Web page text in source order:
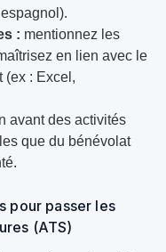
: mentionnez les
en lien avec le
(ex : Excel,
avant des activités
que du bénévolat
pour passer les
(ATS)